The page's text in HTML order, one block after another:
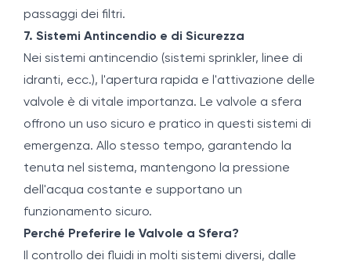
passaggi dei filtri.
7. Sistemi Antincendio e di Sicurezza
Nei sistemi antincendio (sistemi sprinkler, linee di
idranti, ecc.), l'apertura rapida e l'attivazione delle
valvole è di vitale importanza. Le valvole a sfera
offrono un uso sicuro e pratico in questi sistemi di
emergenza. Allo stesso tempo, garantendo la
tenuta nel sistema, mantengono la pressione
dell'acqua costante e supportano un
funzionamento sicuro.
Perché Preferire le Valvole a Sfera?
Il controllo dei fluidi in molti sistemi diversi, dalle